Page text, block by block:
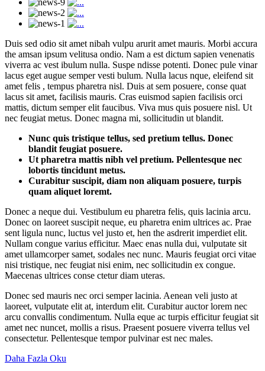
Duis sed odio sit amet nibah vulpu arurit amet mauris. Morbi accura
the amsan ipsum velitusa ondio. Nam a est dictum sapien venenatis
viverra ac vest ibulum nulla. Suspe ndisse potenti. Donec pule vinar
lacus eget augue semper vesti bulum. Nulla lacus nque, eleifend sit
amet felis , tempus pharetra nisl. Duis at sem posuere, conse quat
lacus sit amet, facilisis mauris. Cras euismod sapien facilisis orci
mattis, dictum semper elit faucibus. Viva mus quis posuere nisl. Ut
nec feugiat metus. Donec magna mi, sollicitudin ut blandit.
Nunc quis tristique tellus, sed pretium tellus. Donec
blandit feugiat posuere.
Ut pharetra mattis nibh vel pretium. Pellentesque nec
lobortis tincidunt metus.
Curabitur suscipit, diam non aliquam posuere, turpis
quam aliquet loremt.
Donec a neque dui. Vestibulum eu pharetra felis, quis lacinia arcu.
Donec on laoreet suscipit neque, eu pharetra enim ultrices ac. Prae
sent ligula nunc, luctus vel justo et, hen the asdrerit imperdiet elit.
Nullam congue varius efficitur. Maec enas nulla dui, vulputate sit
amet ullamcorper samet, sodales nec nunc. Mauris feugiat orci vitae
nisi tristique, nec feugiat nisi enim, nec sollicitudin ex congue.
Maecenas ultrices conse ctetur diam uteras.
Donec sed mauris nec orci semper lacinia. Aenean veli justo at
laoreet, vulputate elit at, interdum elit. Curabitur auctor lorem nec
arcu convallis condimentum. Nulla eque ac turpis efficitur feugiat sit
amet nec nuncet, mollis a risus. Praesent posuere viverra tellus vel
consectetur. Pellentesque tempor pulvinar est nec males.
Daha Fazla Oku